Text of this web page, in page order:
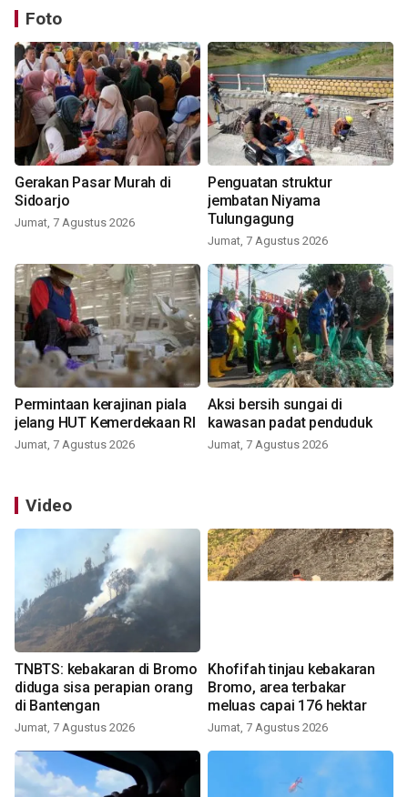
Foto
Gerakan Pasar Murah di
Sidoarjo
Jumat, 7 Agustus 2026
Penguatan struktur
jembatan Niyama
Tulungagung
Jumat, 7 Agustus 2026
Permintaan kerajinan piala
jelang HUT Kemerdekaan RI
Jumat, 7 Agustus 2026
Aksi bersih sungai di
kawasan padat penduduk
Jumat, 7 Agustus 2026
Video
TNBTS: kebakaran di Bromo
diduga sisa perapian orang
di Bantengan
Jumat, 7 Agustus 2026
Khofifah tinjau kebakaran
Bromo, area terbakar
meluas capai 176 hektar
Jumat, 7 Agustus 2026